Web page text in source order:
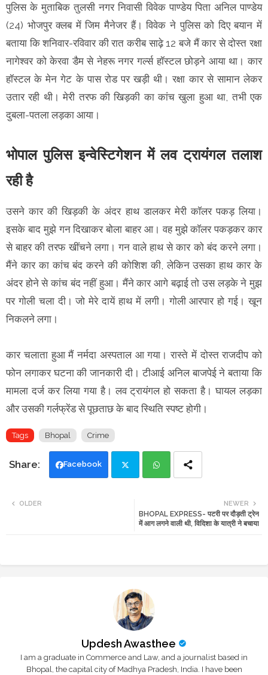
पुलिस के मुताबिक तुलसी नगर निवासी विवेक पाण्डेय पिता अनिल पाण्डेय
(24) भोजपुर क्लब में जिम मैनेजर हैं। विवेक ने पुलिस को दिए बयान में
बताया कि शनिवार-रविवार की रात करीब साढ़े 12 बजे मैं कार से दोस्त रक्षा
नागेश्वर को केरवा डैम से नेहरू नगर गर्ल्स हॉस्टल छोड़ने आया था। कार
हॉस्टल के मेन गेट के पास रोड पर खड़ी थी। रक्षा कार से सामान लेकर
उतार रही थी। मेरी तरफ की खिड़की का कांच खुला हुआ था, तभी एक
दुबला-पतला लड़का आया।
भोपाल पुलिस इन्वेस्टिगेशन में लव ट्रायंगल तलाश
रही है
उसने कार की खिड़की के अंदर हाथ डालकर मेरी काॅलर पकड़ लिया।
इसके बाद मुझे गन दिखाकर बोला बाहर आ। वह मुझे काॅलर पकड़कर कार
से बाहर की तरफ खींचने लगा। गन वाले हाथ से कार को बंद करने लगा।
मैंने कार का कांच बंद करने की कोशिश की, लेकिन उसका हाथ कार के
अंदर होने से कांच बंद नहीं हुआ। मैंने कार आगे बढ़ाई तो उस लड़के ने मुझ
पर गोली चला दी। जो मेरे दायें हाथ में लगी। गोली आरपार हो गई। खून
निकलने लगा।
कार चलाता हुआ मैं नर्मदा अस्पताल आ गया। रास्ते में दोस्त राजदीप को
फोन लगाकर घटना की जानकारी दी। टीआई अनिल बाजपेई ने बताया कि
मामला दर्ज कर लिया गया है। लव ट्रायंगल हो सकता है। घायल लड़का
और उसकी गर्लफ्रेंड से पूछताछ के बाद स्थिति स्पष्ट होगी।
Tags Bhopal Crime
Facebook
ats
NEWER
BHOPAL EXPRESS- पटरी पर दौड़ती ट्रेन
में आग लगने वाली थी, विदिशा के यात्री ने बचाया
OLDER
Updesh Awasthee
I am a graduate in Commerce and Law, and a journalist based in
Bhopal, the capital city of Madhya Pradesh, India. I have been